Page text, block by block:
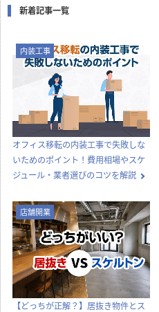
新着記事一覧
内装工事
オフィス移転の内装工事で失敗しな
いためのポイント！費用相場やスケ
ジュール・業者選びのコツを解説
店舗開業
【どっちが正解？】居抜き物件とス